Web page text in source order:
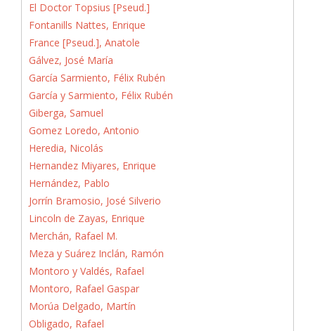
El Doctor Topsius [Pseud.]
Fontanills Nattes, Enrique
France [Pseud.], Anatole
Gálvez, José María
García Sarmiento, Félix Rubén
García y Sarmiento, Félix Rubén
Giberga, Samuel
Gomez Loredo, Antonio
Heredia, Nicolás
Hernandez Miyares, Enrique
Hernández, Pablo
Jorrín Bramosio, José Silverio
Lincoln de Zayas, Enrique
Merchán, Rafael M.
Meza y Suárez Inclán, Ramón
Montoro y Valdés, Rafael
Montoro, Rafael Gaspar
Morúa Delgado, Martín
Obligado, Rafael